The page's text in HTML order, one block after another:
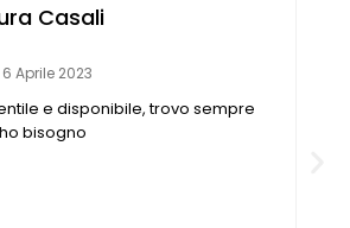
Casali
6 Aprile 2023
e disponibile, trovo sempre
bisogno